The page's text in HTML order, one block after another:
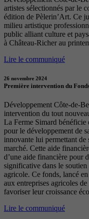
artistes sélectionnés par le
édition de Pèlerin’Art. Ce
milieu artistique
public alliant culture et
à Château-Richer au
Lire le communiqué
26 novembre 2024
Première intervention du
Développement Côte-de-
intervention du tout
La Ferme Simard
pour le développement de
innovante lui permettant de
marché. Cette aide
d’une aide financière pour
significative dans le
agricole. Ce fonds, lancé
aux entreprises agricoles
favoriser leur croissance
Lire le communiqué